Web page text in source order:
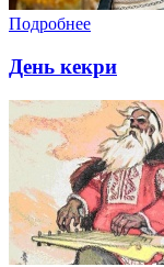
Подробнее
День кекри